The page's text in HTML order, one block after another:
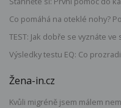
Co pomáhá na oteklé nohy?
TEST: Jak dobře se vyznáte ve
Výsledky testu EQ: Co
Žena-in.cz
Kvůli migréně jsem málem